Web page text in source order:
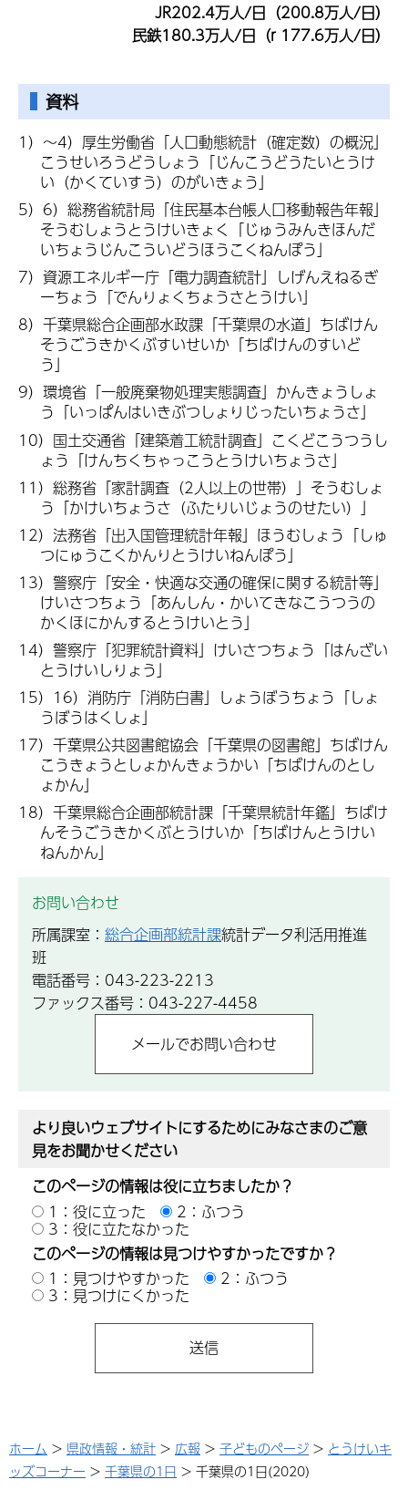
JR202.4万人/日（200.8万人/日）
民鉄180.3万人/日（r 177.6万人/日）
資料
1）～4）厚生労働省「人口動態統計（確定数）の概況」
こうせいろうどうしょう「じんこうどうたいとうけ
い（かくていすう）のがいきょう」
5）6）総務省統計局「住民基本台帳人口移動報告年報」
そうむしょうとうけいきょく「じゅうみんきほんだ
いちょうじんこういどうほうこくねんぽう」
7）資源エネルギー庁「電力調査統計」しげんえねるぎ
ーちょう「でんりょくちょうさとうけい」
8）千葉県総合企画部水政課「千葉県の水道」ちばけん
そうごうきかくぶすいせいか「ちばけんのすいど
う」
9）環境省「一般廃棄物処理実態調査」かんきょうしょ
う「いっぱんはいきぶつしょりじったいちょうさ」
10）国土交通省「建築着工統計調査」こくどこうつうし
ょう「けんちくちゃっこうとうけいちょうさ」
11）総務省「家計調査（2人以上の世帯）」そうむしょ
う「かけいちょうさ（ふたりいじょうのせたい）」
12）法務省「出入国管理統計年報」ほうむしょう「しゅ
つにゅうこくかんりとうけいねんぽう」
13）警察庁「安全・快適な交通の確保に関する統計等」
けいさつちょう「あんしん・かいてきなこうつうの
かくほにかんするとうけいとう」
14）警察庁「犯罪統計資料」けいさつちょう「はんざい
とうけいしりょう」
15）16）消防庁「消防白書」しょうぼうちょう「しょ
うぼうはくしょ」
17）千葉県公共図書館協会「千葉県の図書館」ちばけん
こうきょうとしょかんきょうかい「ちばけんのとし
ょかん」
18）千葉県総合企画部統計課「千葉県統計年鑑」ちばけ
んそうごうきかくぶとうけいか「ちばけんとうけい
ねんかん」
お問い合わせ
所属課室： 総合企画部統計課統計データ利活用推進
班
電話番号：043-223-2213
ファックス番号：043-227-4458
より良いウェブサイトにするためにみなさまのご意
見をお聞かせください
このページの情報は役に立ちましたか？
1：役に立った
2：ふつう
3：役に立たなかった
このページの情報は見つけやすかったですか？
1：見つけやすかった
2：ふつう
3：見つけにくかった
ホーム > 県政情報・統計 > 広報 > 子どものページ > とうけいキ
ッズコーナー > 千葉県の1日 > 千葉県の1日(2020)